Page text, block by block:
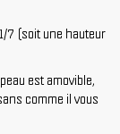
7 (soit une hauteur
est amovible,
comme il vous